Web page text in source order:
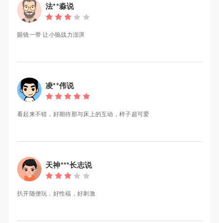
法**淼说
眼镜一带 让小狼战力澎湃
凌**伟说
看起来不错，好期待那与床上的互动，样子超可爱
天神***长志说
扒开随便玩，好性福，好刺激